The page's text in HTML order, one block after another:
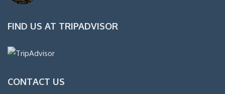
FIND US AT TRIPADVISOR
CONTACT US